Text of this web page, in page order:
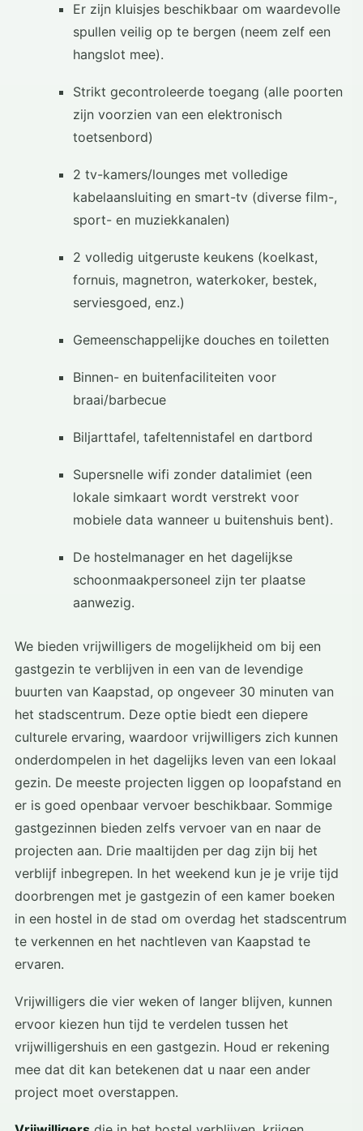
Er zijn kluisjes beschikbaar om waardevolle
spullen veilig op te bergen (neem zelf een
hangslot mee).
Strikt gecontroleerde toegang (alle poorten
zijn voorzien van een elektronisch
toetsenbord)
2 tv-kamers/lounges met volledige
kabelaansluiting en smart-tv (diverse film-,
sport- en muziekkanalen)
2 volledig uitgeruste keukens (koelkast,
fornuis, magnetron, waterkoker, bestek,
serviesgoed, enz.)
Gemeenschappelijke douches en toiletten
Binnen- en buitenfaciliteiten voor
braai/barbecue
Biljarttafel, tafeltennistafel en dartbord
Supersnelle wifi zonder datalimiet (een
lokale simkaart wordt verstrekt voor
mobiele data wanneer u buitenshuis bent).
De hostelmanager en het dagelijkse
schoonmaakpersoneel zijn ter plaatse
aanwezig.
We bieden vrijwilligers de mogelijkheid om bij een
gastgezin te verblijven in een van de levendige
buurten van Kaapstad, op ongeveer 30 minuten van
het stadscentrum. Deze optie biedt een diepere
culturele ervaring, waardoor vrijwilligers zich kunnen
onderdompelen in het dagelijks leven van een lokaal
gezin. De meeste projecten liggen op loopafstand en
er is goed openbaar vervoer beschikbaar. Sommige
gastgezinnen bieden zelfs vervoer van en naar de
projecten aan. Drie maaltijden per dag zijn bij het
verblijf inbegrepen. In het weekend kun je je vrije tijd
doorbrengen met je gastgezin of een kamer boeken
in een hostel in de stad om overdag het stadscentrum
te verkennen en het nachtleven van Kaapstad te
ervaren.
Vrijwilligers die vier weken of langer blijven, kunnen
ervoor kiezen hun tijd te verdelen tussen het
vrijwilligershuis en een gastgezin. Houd er rekening
mee dat dit kan betekenen dat u naar een ander
project moet overstappen.